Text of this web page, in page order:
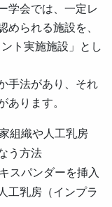
学会では、一定レ
られる施設を、
ト実施施設」とし
手法があり、それ
ります。
組織や人工乳房
う方法
スパンダーを挿入
工乳房（インプラ